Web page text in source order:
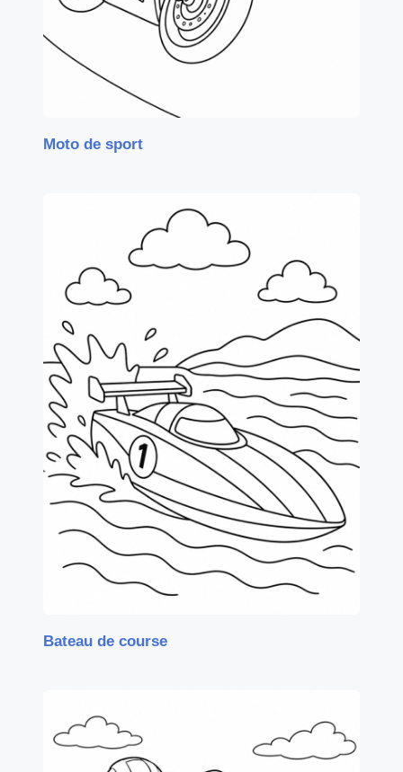
Moto de sport
Bateau de course